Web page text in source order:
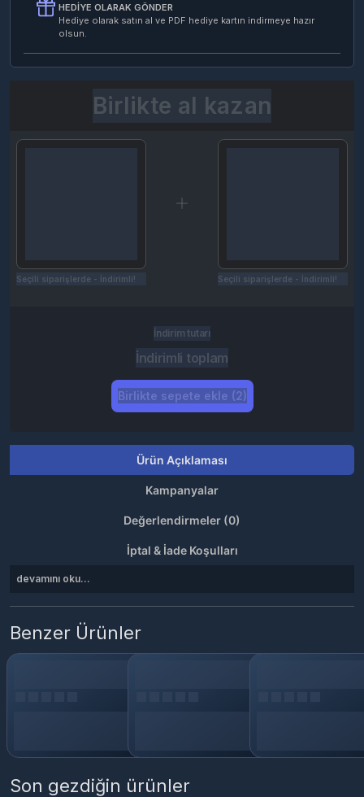
HEDIYE OLARAK GÖNDER
Hediye olarak satın al ve PDF hediye kartın indirmeye hazır
olsun.
Birlikte al kazan
Seçili siparişlerde - İndirimli! Seçili siparişlerde - İndirimli!
İndirim tutarı
İndirimli toplam
Birlikte sepete ekle (2)
Ürün Açıklaması
Kampanyalar
Değerlendirmeler (0)
İptal & İade Koşulları
devamını oku...
Benzer Ürünler
Son gezdiğin ürünler